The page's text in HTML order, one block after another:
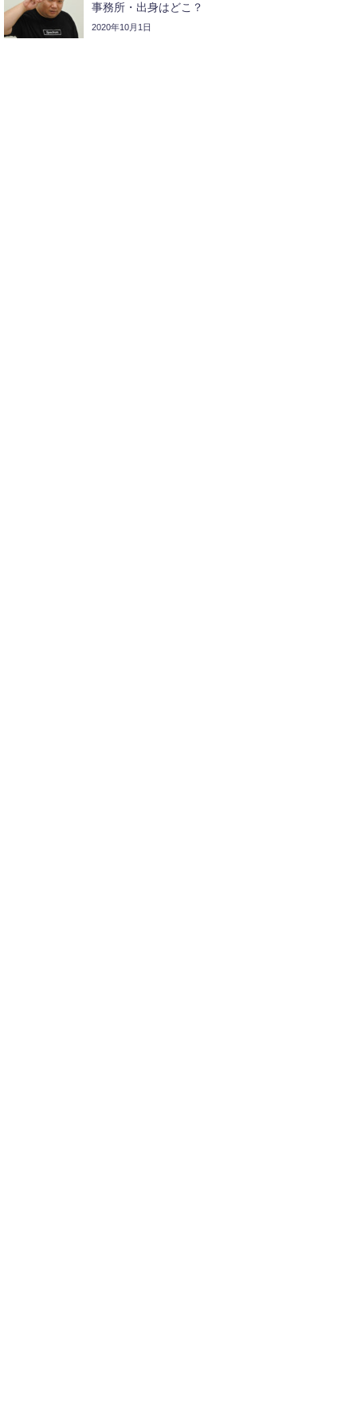
事務所・出身はどこ？
2020年10月1日